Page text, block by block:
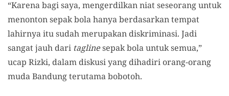
“Karena bagi saya, mengerdilkan niat seseorang untuk
menonton sepak bola hanya berdasarkan tempat
lahirnya itu sudah merupakan diskriminasi. Jadi
sangat jauh dari taglinesepak bola untuk semua,”
ucap Rizki, dalam diskusi yang dihadiri orang-orang
muda Bandung terutama bobotoh.